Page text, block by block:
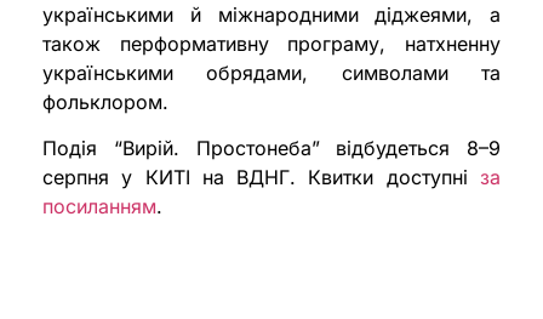
українськими й міжнародними діджеями, а
також перформативну програму, натхненну
українськими обрядами, символами та
фольклором.
Подія “Вирій. Простонеба” відбудеться 8–9
серпня у КИТІ на ВДНГ. Квитки доступні за
посиланням.